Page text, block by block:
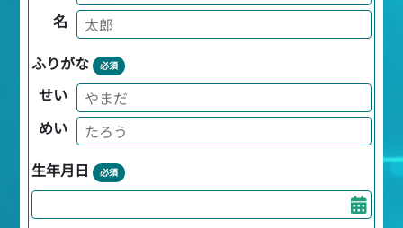
名
ふりがな 必須
せい
めい
生年月日 必須